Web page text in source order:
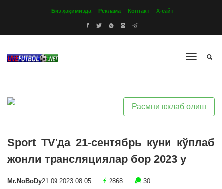
Биз ҳақимизда Реклама Контакт Х-сайт
Расмни юклаб олиш
Sport TV'да 21-сентябрь куни кўплаб
жонли трансляциялар бор 2023 y
Mr.NoBoDy21.09.2023 08:05 2868 30